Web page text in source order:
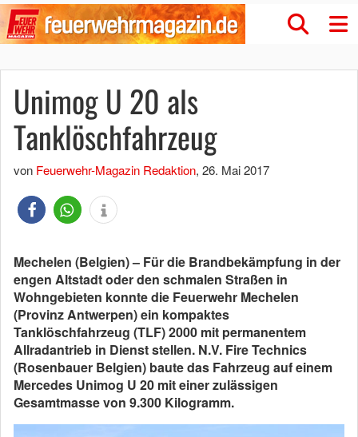
Unimog U 20 als
Tanklöschfahrzeug
von Feuerwehr-Magazin Redaktion, 26. Mai 2017
Mechelen (Belgien) – Für die Brandbekämpfung in der
engen Altstadt oder den schmalen Straßen in
Wohngebieten konnte die Feuerwehr Mechelen
(Provinz Antwerpen) ein kompaktes
Tanklöschfahrzeug (TLF) 2000 mit permanentem
Allradantrieb in Dienst stellen. N.V. Fire Technics
(Rosenbauer Belgien) baute das Fahrzeug auf einem
Mercedes Unimog U 20 mit einer zulässigen
Gesamtmasse von 9.300 Kilogramm.